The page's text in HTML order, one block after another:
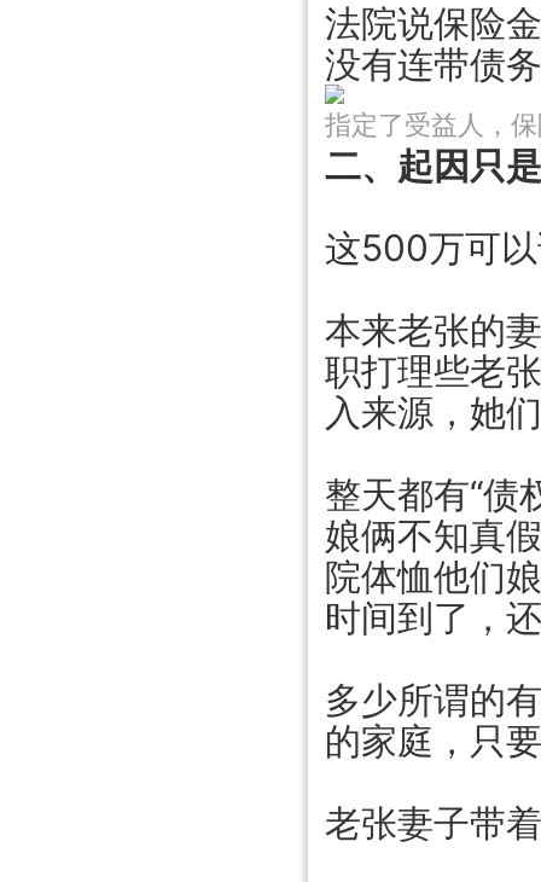
法院说保险
没有连带债
指定了受益人，
二、起因只
这500万可
本来老张的
职打理些老
入来源，她
整天都有“债
娘俩不知真
院体恤他们
时间到了，
多少所谓的
的家庭，只
老张妻子带